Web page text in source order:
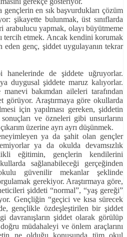
gençlerin en sık başvurdukları çözüm
şikayette bulunmak, üst sınıflarda
arabulucu yapmak, olayı büyütmeme
tercih etmek. Ancak kendini korumak
genç, şiddet uygulayanın tekrar
de şiddete uğruyorlar.
duygusal şiddete maruz kalıyorlar.
bakımdan aileleri tarafından
görüyor. Araştırmaya göre okullarda
için yapılması gereken, şiddetin
ve özneleri gibi unsurlarını
üzerine ayrı ayrı düşünmek.
ya da şahit olan gençler
ya da okulda devamsızlık
eğitimin, gençlerin kendilerini
sağlanabileceği gerçeğinden
güvenilir mekanlar şeklinde
gerekiyor. Araştırmaya göre,
şiddeti “normal”, “yaş gereği”
Gençliğin “geçici ve kısa sürecek
gençlikle özdeşleştirilen bir şiddet
davranışların şiddet olarak görülüp
müdahaleyi ve önlem araçlarını